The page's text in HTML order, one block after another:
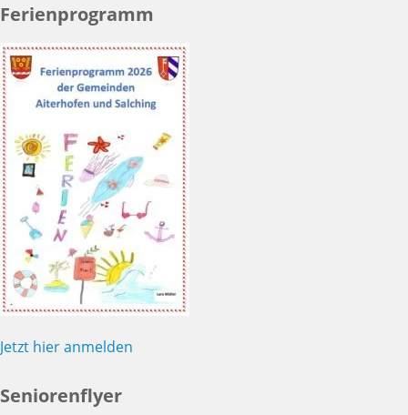
Ferienprogramm
Jetzt hier anmelden
Seniorenflyer